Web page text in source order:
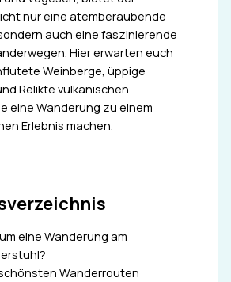
nur eine atemberaubende
auch eine faszinierende
Hier erwarten euch
Weinberge, üppige
Relikte vulkanischen
eine Wanderung zu einem
Erlebnis machen.
eine Wanderung am
Wanderrouten